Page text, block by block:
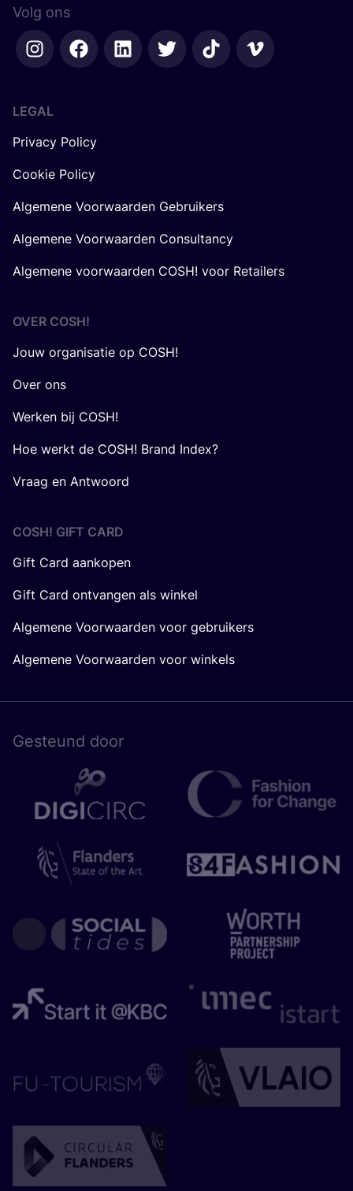
Volg ons
LEGAL
Privacy Policy
Cookie Policy
Algemene Voorwaarden Gebruikers
Algemene Voorwaarden Consultancy
Algemene voorwaarden COSH! voor Retailers
OVER COSH!
Jouw organisatie op COSH!
Over ons
Werken bij COSH!
Hoe werkt de COSH! Brand Index?
Vraag en Antwoord
COSH! GIFT CARD
Gift Card aankopen
Gift Card ontvangen als winkel
Algemene Voorwaarden voor gebruikers
Algemene Voorwaarden voor winkels
Gesteund door